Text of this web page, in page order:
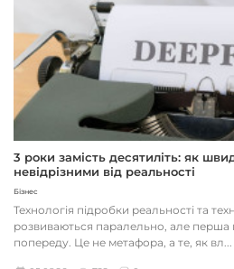
3 роки замість десятиліть: як
невідрізними від реальності
Бізнес
Технологія підробки реальності та
розвиваються паралельно, але
попереду. Це не метафора, а те, як вл...